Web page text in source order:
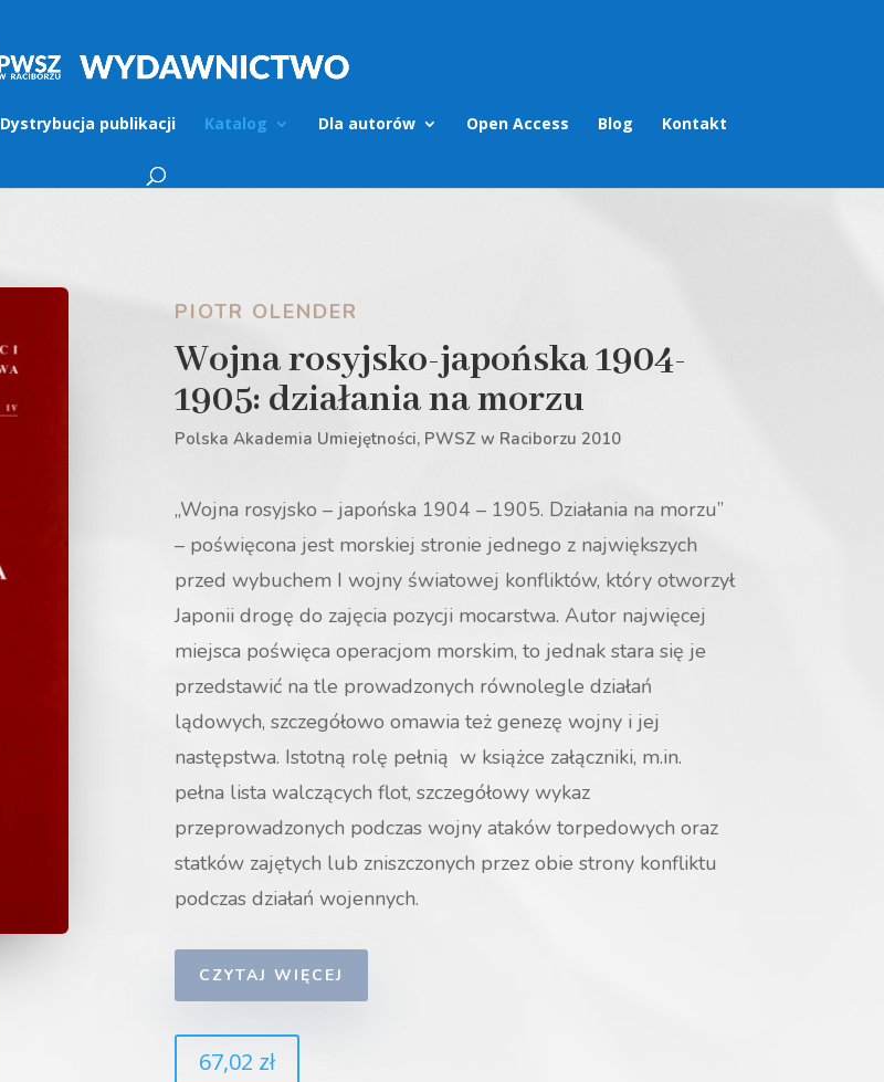
Dystrybucja publikacji Katalog Dla autorów Open Access Blog Kontakt
PIOTR OLENDER
Wojna rosyjsko-japońska 1904-
1905: działania na morzu
Polska Akademia Umiejętności, PWSZ w Raciborzu 2010
„Wojna rosyjsko – japońska 1904 – 1905. Działania na morzu”
– poświęcona jest morskiej stronie jednego z największych
przed wybuchem I wojny światowej konfliktów, który otworzył
Japonii drogę do zajęcia pozycji mocarstwa. Autor najwięcej
miejsca poświęca operacjom morskim, to jednak stara się je
przedstawić na tle prowadzonych równolegle działań
lądowych, szczegółowo omawia też genezę wojny i jej
następstwa. Istotną rolę pełnią w książce załączniki, m.in.
pełna lista walczących flot, szczegółowy wykaz
przeprowadzonych podczas wojny ataków torpedowych oraz
statków zajętych lub zniszczonych przez obie strony konfliktu
podczas działań wojennych.
CZYTAJ WIĘCEJ
67,02 zł